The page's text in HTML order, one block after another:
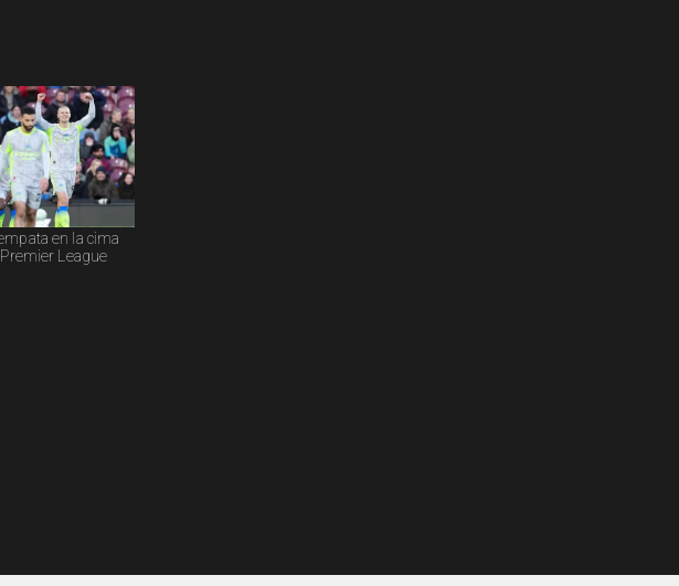
en la cima
League